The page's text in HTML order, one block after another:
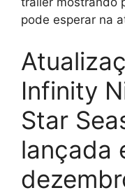
pode esperar na
Infinity
Star
lançada